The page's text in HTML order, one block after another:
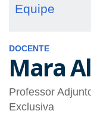
Equipe
DOCENTE
Mara
Professor
Exclusiva